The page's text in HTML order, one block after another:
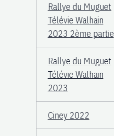
Rallye du Muguet
Télévie Walhain
2023 2ème partie
Rallye du Muguet
Télévie Walhain
2023
Ciney 2022